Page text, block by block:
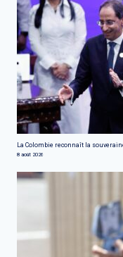
La Colombie reconnaît la
8 août 2026